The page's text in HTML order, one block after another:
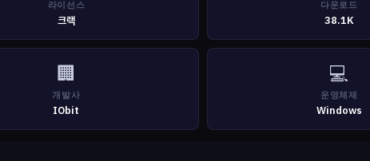
라이선스
크랙
다운로드
38.1K
🏢
개발사
IObit
💻
운영체제
Windows